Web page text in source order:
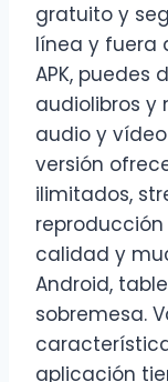
gratuito y
línea y fuera
APK, puedes
audiolibros y
audio y
versión
ilimitados,
calidad y
Android,
sobremesa.
aplicación